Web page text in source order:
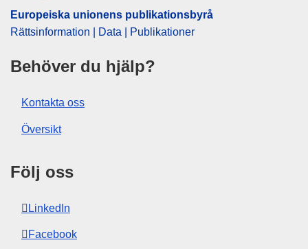
Europeiska unionens publikationsbyrå
Rättsinformation | Data | Publikationer
Behöver du hjälp?
Kontakta oss
Översikt
Följ oss
LinkedIn
Facebook